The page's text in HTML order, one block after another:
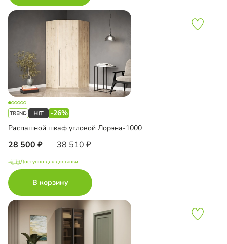
-26%
Распашной шкаф угловой Лорэна-1000
28 500 38 510
Доступно для доставки
В корзину